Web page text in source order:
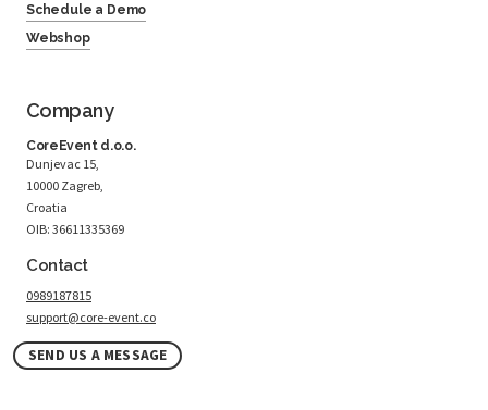
Schedule a Demo
Webshop
Company
CoreEvent d.o.o.
Dunjevac 15,
10000 Zagreb,
Croatia
OIB: 36611335369
Contact
0989187815
support@core-event.co
SEND US A MESSAGE